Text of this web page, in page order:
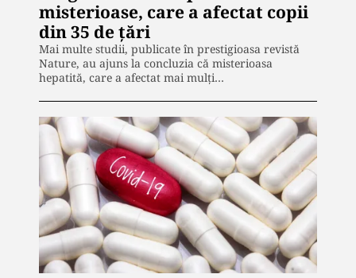
misterioase, care a afectat copii
din 35 de țări
Mai multe studii, publicate în prestigioasa revistă
Nature, au ajuns la concluzia că misterioasa
hepatită, care a afectat mai mulți…